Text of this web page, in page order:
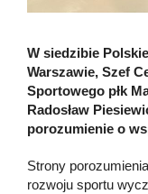
W siedzibie
Warszawie, Szef
Sportowego płk
Radosław
porozumienie o
Strony
rozwoju sportu